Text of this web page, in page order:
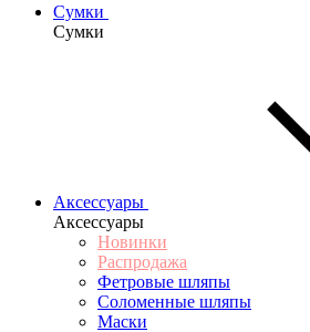
Сумки
Сумки
Аксессуары
Аксессуары
Новинки
Распродажа
Фетровые шляпы
Соломенные шляпы
Маски